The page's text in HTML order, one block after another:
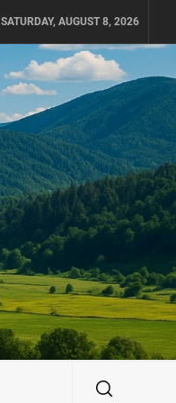
SATURDAY, AUGUST 8, 2026